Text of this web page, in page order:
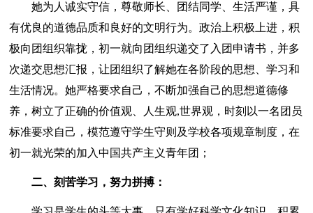
她为人诚实守信，尊敬师长、团结同学、生活严谨，具
有优良的道德品质和良好的文明行为。政治上积极上进，积
极向团组织靠拢，初一就向团组织递交了入团申请书，并多
次递交思想汇报，让团组织了解她在各阶段的思想、学习和
生活情况。她严格要求自己，不断加强自己的思想道德修
养，树立了正确的价值观、人生观,世界观，时刻以一名团员
标准要求自己，模范遵守学生守则及学校各项规章制度，在
初一就光荣的加入中国共产主义青年团；
二、刻苦学习，努力拼搏：